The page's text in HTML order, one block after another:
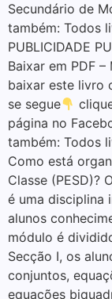
Secundário de
também: Todos
PUBLICIDADE
Baixar em PDF
baixar este livro
se segue
página no
também: Todos
Como está
Classe (PESD)?
é uma disciplina
alunos
módulo é
Secção I, os
conjuntos,
equações